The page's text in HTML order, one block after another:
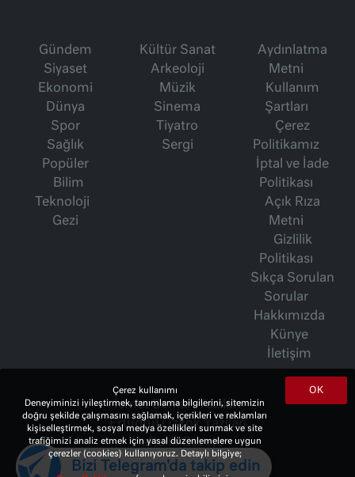
Gündem
Siyaset
Ekonomi
Dünya
Spor
Sağlık
Popüler
Bilim
Teknoloji
Gezi
Kültür Sanat
Arkeoloji
Müzik
Sinema
Tiyatro
Sergi
Aydınlatma
Metni
Kullanım
Şartları
Çerez
Politikamız
İptal ve İade
Politikası
Açık Rıza
Metni
Gizlilik
Politikası
Sıkça Sorulan
Sorular
Hakkımızda
Künye
İletişim
İsmet Berkan Yazıları
Ertuğrul Özkök Yazıları
Haftalık Gazete
OK
Çerez kullanımı
Deneyiminizi iyileştirmek, tanımlama bilgilerini, sitemizin
doğru şekilde çalışmasını sağlamak, içerikleri ve reklamları
kişiselleştirmek, sosyal medya özellikleri sunmak ve site
trafiğimizi analiz etmek için yasal düzenlemelere uygun
çerezler (cookies) kullanıyoruz. Detaylı bilgiye;
Bizi Telegram'da takip edin